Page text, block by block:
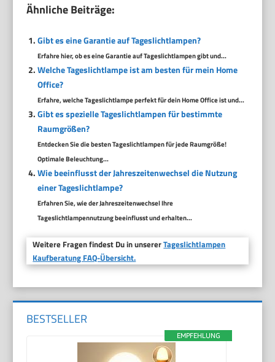
Ähnliche Beiträge:
Gibt es eine Garantie auf Tageslichtlampen?
Erfahre hier, ob es eine Garantie auf Tageslichtlampen gibt und...
Welche Tageslichtlampe ist am besten für mein Home
Office?
Erfahre, welche Tageslichtlampe perfekt für dein Home Office ist und...
Gibt es spezielle Tageslichtlampen für bestimmte
Raumgrößen?
Entdecken Sie die besten Tageslichtlampen für jede Raumgröße!
Optimale Beleuchtung...
Wie beeinflusst der Jahreszeitenwechsel die Nutzung
einer Tageslichtlampe?
Erfahren Sie, wie der Jahreszeitenwechsel Ihre
Tageslichtlampennutzung beeinflusst und erhalten...
Weitere Fragen findest Du in unsererTageslichtlampen
Kaufberatung FAQ-Übersicht.
BESTSELLER
EMPFEHLUNG